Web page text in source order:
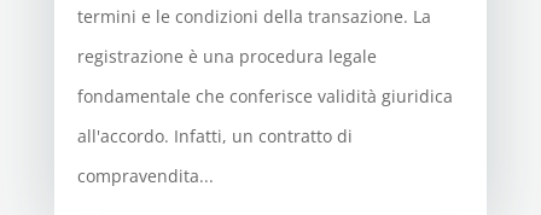
termini e le condizioni della transazione. La
registrazione è una procedura legale
fondamentale che conferisce validità giuridica
all'accordo. Infatti, un contratto di
compravendita...